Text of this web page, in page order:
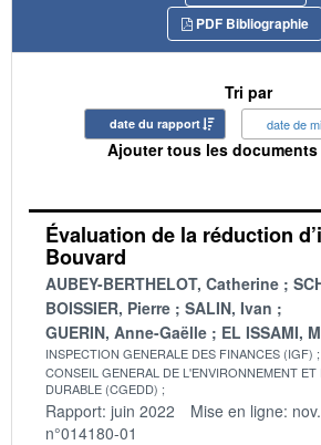
PDF Bibliographie
Tri par
date du rapport date de
Ajouter tous les documents
Évaluation de la réduction
Bouvard
AUBEY-BERTHELOT, Catherine
BOISSIER, Pierre
SALIN, Ivan
GUERIN, Anne-Gaëlle
EL ISSAMI,
INSPECTION GENERALE DES FINANCES (IGF)
CONSEIL GENERAL DE L'ENVIRONNEMENT
DURABLE (CGEDD)
Rapport: juin 2022 Mise en ligne:
n°014180-01